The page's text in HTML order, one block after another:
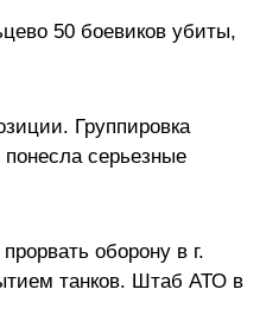
50 боевиков убиты,
Группировка
понесла серьезные
оборону в г.
танков. Штаб АТО в